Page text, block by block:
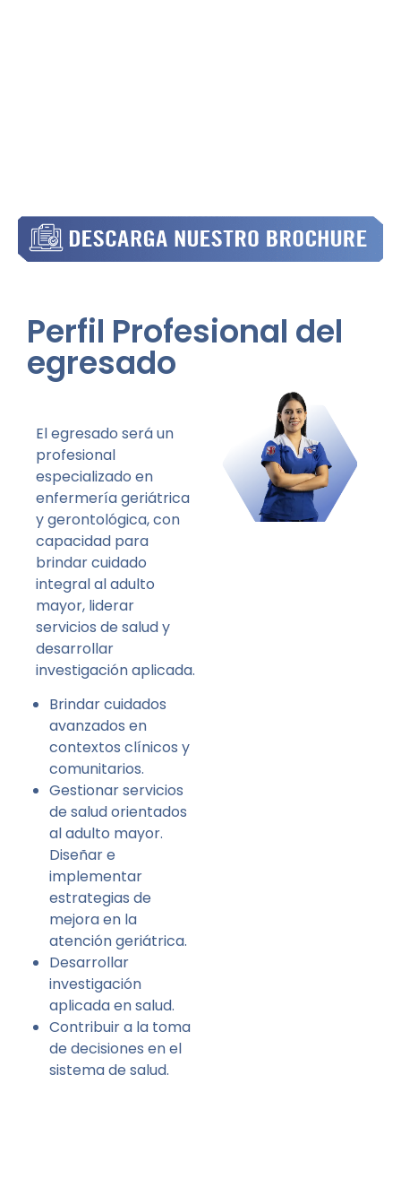
Perfil Profesional del
egresado
El egresado será un
profesional
especializado en
enfermería geriátrica
y gerontológica, con
capacidad para
brindar cuidado
integral al adulto
mayor, liderar
servicios de salud y
desarrollar
investigación aplicada.
Brindar cuidados
avanzados en
contextos clínicos y
comunitarios.
Gestionar servicios
de salud orientados
al adulto mayor.
Diseñar e
implementar
estrategias de
mejora en la
atención geriátrica.
Desarrollar
investigación
aplicada en salud.
Contribuir a la toma
de decisiones en el
sistema de salud.